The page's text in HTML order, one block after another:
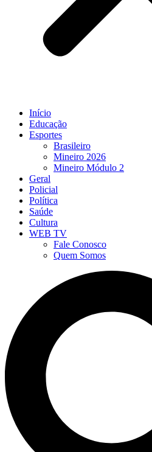
Início
Educação
Esportes
Brasileiro
Mineiro 2026
Mineiro Módulo 2
Geral
Policial
Política
Saúde
Cultura
WEB TV
Fale Conosco
Quem Somos